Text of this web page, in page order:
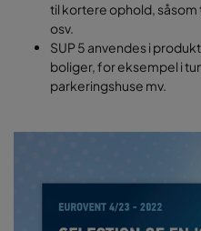
til kortere ophold,
osv.
SUP 5 anvendes i
boliger, for eksempel i
parkeringshuse mv.